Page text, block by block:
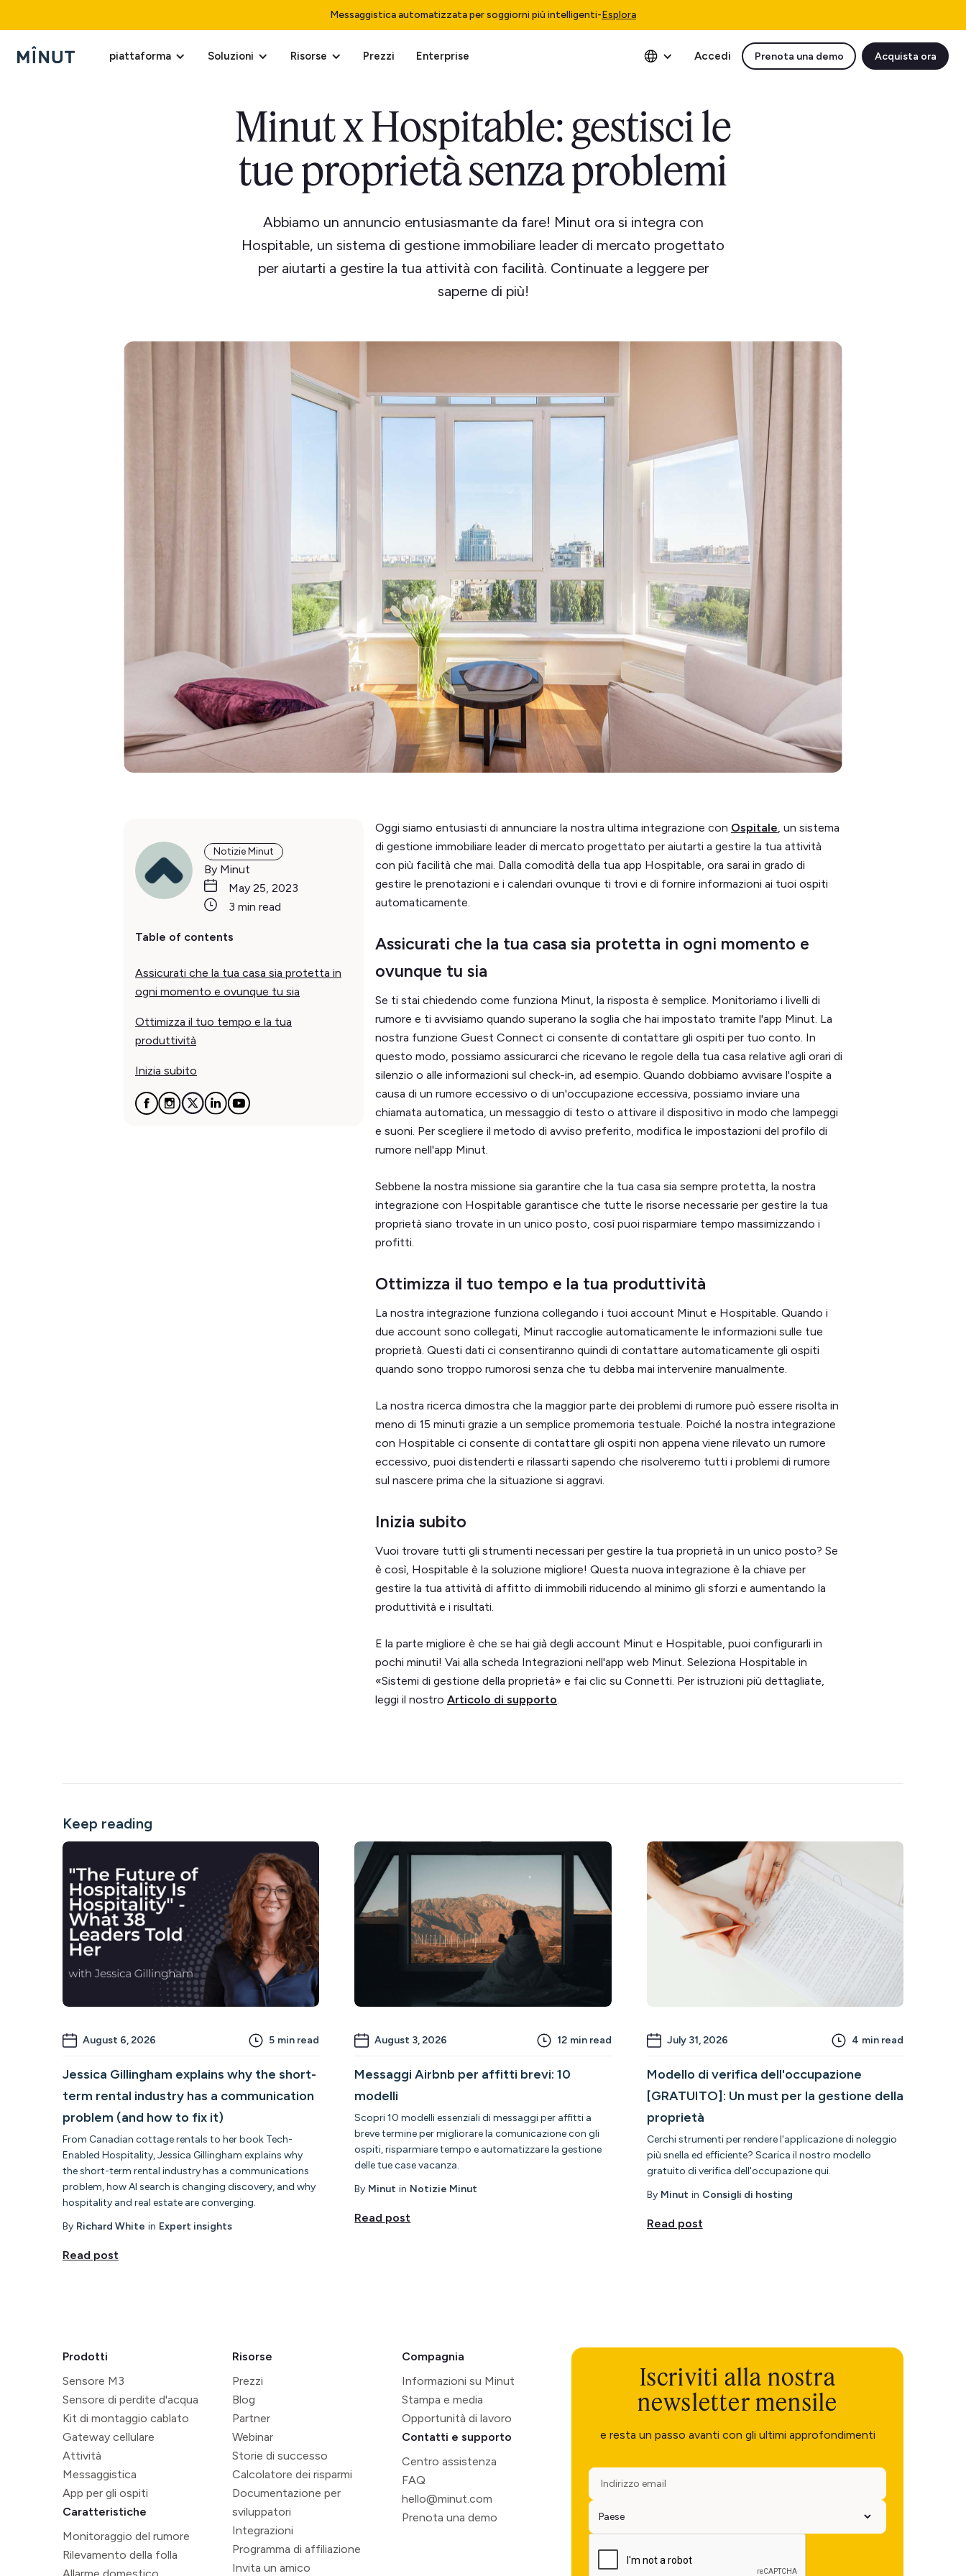
Messaggistica automatizzata per soggiorni più intelligenti-Esplora
piattaforma Soluzioni Risorse Prezzi Enterprise Accedi Prenota una demo Acquista ora
Minut x Hospitable: gestisci le
tue proprietà senza problemi
Abbiamo un annuncio entusiasmante da fare! Minut ora si integra con
Hospitable, un sistema di gestione immobiliare leader di mercato progettato
per aiutarti a gestire la tua attività con facilità. Continuate a leggere per
saperne di più!
Notizie Minut
By Minut
May 25, 2023
3 min read
Table of contents
Assicurati che la tua casa sia protetta in
ogni momento e ovunque tu sia
Ottimizza il tuo tempo e la tua
produttività
Inizia subito
Oggi siamo entusiasti di annunciare la nostra ultima integrazione con Ospitale, un sistema
di gestione immobiliare leader di mercato progettato per aiutarti a gestire la tua attività
con più facilità che mai. Dalla comodità della tua app Hospitable, ora sarai in grado di
gestire le prenotazioni e i calendari ovunque ti trovi e di fornire informazioni ai tuoi ospiti
automaticamente.
Assicurati che la tua casa sia protetta in ogni momento e
ovunque tu sia
Se ti stai chiedendo come funziona Minut, la risposta è semplice. Monitoriamo i livelli di
rumore e ti avvisiamo quando superano la soglia che hai impostato tramite l'app Minut. La
nostra funzione Guest Connect ci consente di contattare gli ospiti per tuo conto. In
questo modo, possiamo assicurarci che ricevano le regole della tua casa relative agli orari di
silenzio o alle informazioni sul check-in, ad esempio. Quando dobbiamo avvisare l'ospite a
causa di un rumore eccessivo o di un'occupazione eccessiva, possiamo inviare una
chiamata automatica, un messaggio di testo o attivare il dispositivo in modo che lampeggi
e suoni. Per scegliere il metodo di avviso preferito, modifica le impostazioni del profilo di
rumore nell'app Minut.
Sebbene la nostra missione sia garantire che la tua casa sia sempre protetta, la nostra
integrazione con Hospitable garantisce che tutte le risorse necessarie per gestire la tua
proprietà siano trovate in un unico posto, così puoi risparmiare tempo massimizzando i
profitti.
Ottimizza il tuo tempo e la tua produttività
La nostra integrazione funziona collegando i tuoi account Minut e Hospitable. Quando i
due account sono collegati, Minut raccoglie automaticamente le informazioni sulle tue
proprietà. Questi dati ci consentiranno quindi di contattare automaticamente gli ospiti
quando sono troppo rumorosi senza che tu debba mai intervenire manualmente.
La nostra ricerca dimostra che la maggior parte dei problemi di rumore può essere risolta in
meno di 15 minuti grazie a un semplice promemoria testuale. Poiché la nostra integrazione
con Hospitable ci consente di contattare gli ospiti non appena viene rilevato un rumore
eccessivo, puoi distenderti e rilassarti sapendo che risolveremo tutti i problemi di rumore
sul nascere prima che la situazione si aggravi.
Inizia subito
Vuoi trovare tutti gli strumenti necessari per gestire la tua proprietà in un unico posto? Se
è così, Hospitable è la soluzione migliore! Questa nuova integrazione è la chiave per
gestire la tua attività di affitto di immobili riducendo al minimo gli sforzi e aumentando la
produttività e i risultati.
E la parte migliore è che se hai già degli account Minut e Hospitable, puoi configurarli in
pochi minuti! Vai alla scheda Integrazioni nell'app web Minut. Seleziona Hospitable in
«Sistemi di gestione della proprietà» e fai clic su Connetti. Per istruzioni più dettagliate,
leggi il nostro Articolo di supporto.
Keep reading
August 6, 2026 5 min read
Jessica Gillingham explains why the short-
term rental industry has a communication
problem (and how to fix it)
From Canadian cottage rentals to her book Tech-
Enabled Hospitality, Jessica Gillingham explains why
the short-term rental industry has a communications
problem, how AI search is changing discovery, and why
hospitality and real estate are converging.
By Richard White in Expert insights
Read post
August 3, 2026 12 min read
Messaggi Airbnb per affitti brevi: 10
modelli
Scopri 10 modelli essenziali di messaggi per affitti a
breve termine per migliorare la comunicazione con gli
ospiti, risparmiare tempo e automatizzare la gestione
delle tue case vacanza.
By Minut in Notizie Minut
Read post
July 31, 2026 4 min read
Modello di verifica dell'occupazione
[GRATUITO]: Un must per la gestione della
proprietà
Cerchi strumenti per rendere l'applicazione di noleggio
più snella ed efficiente? Scarica il nostro modello
gratuito di verifica dell'occupazione qui.
By Minut in Consigli di hosting
Read post
Prodotti
Sensore M3
Sensore di perdite d'acqua
Kit di montaggio cablato
Gateway cellulare
Attività
Messaggistica
App per gli ospiti
Caratteristiche
Monitoraggio del rumore
Rilevamento della folla
Risorse
Prezzi
Blog
Partner
Webinar
Storie di successo
Calcolatore dei risparmi
Documentazione per
sviluppatori
Integrazioni
Programma di affiliazione
Invita un amico
Compagnia
Informazioni su Minut
Stampa e media
Opportunità di lavoro
Contatti e supporto
Centro assistenza
FAQ
hello@minut.com
Prenota una demo
Iscriviti alla nostra
newsletter mensile
e resta un passo avanti con gli ultimi approfondimenti